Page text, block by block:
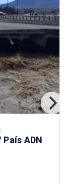
ADN